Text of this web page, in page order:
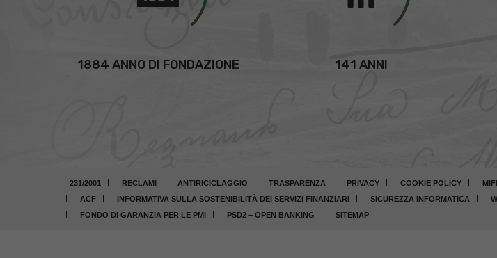
1884 ANNO DI FONDAZIONE 141 ANNI
231/2001 RECLAMI ANTIRICICLAGGIO TRASPARENZA PRIVACY COOKIE POLICY
ACF
INFORMATIVA SULLA SOSTENIBILITÀ DEI SERVIZI FINANZIARI SICUREZZA INFORMATICA
FONDO DI GARANZIA PER LE PMI
PSD2 – OPEN BANKING SITEMAP